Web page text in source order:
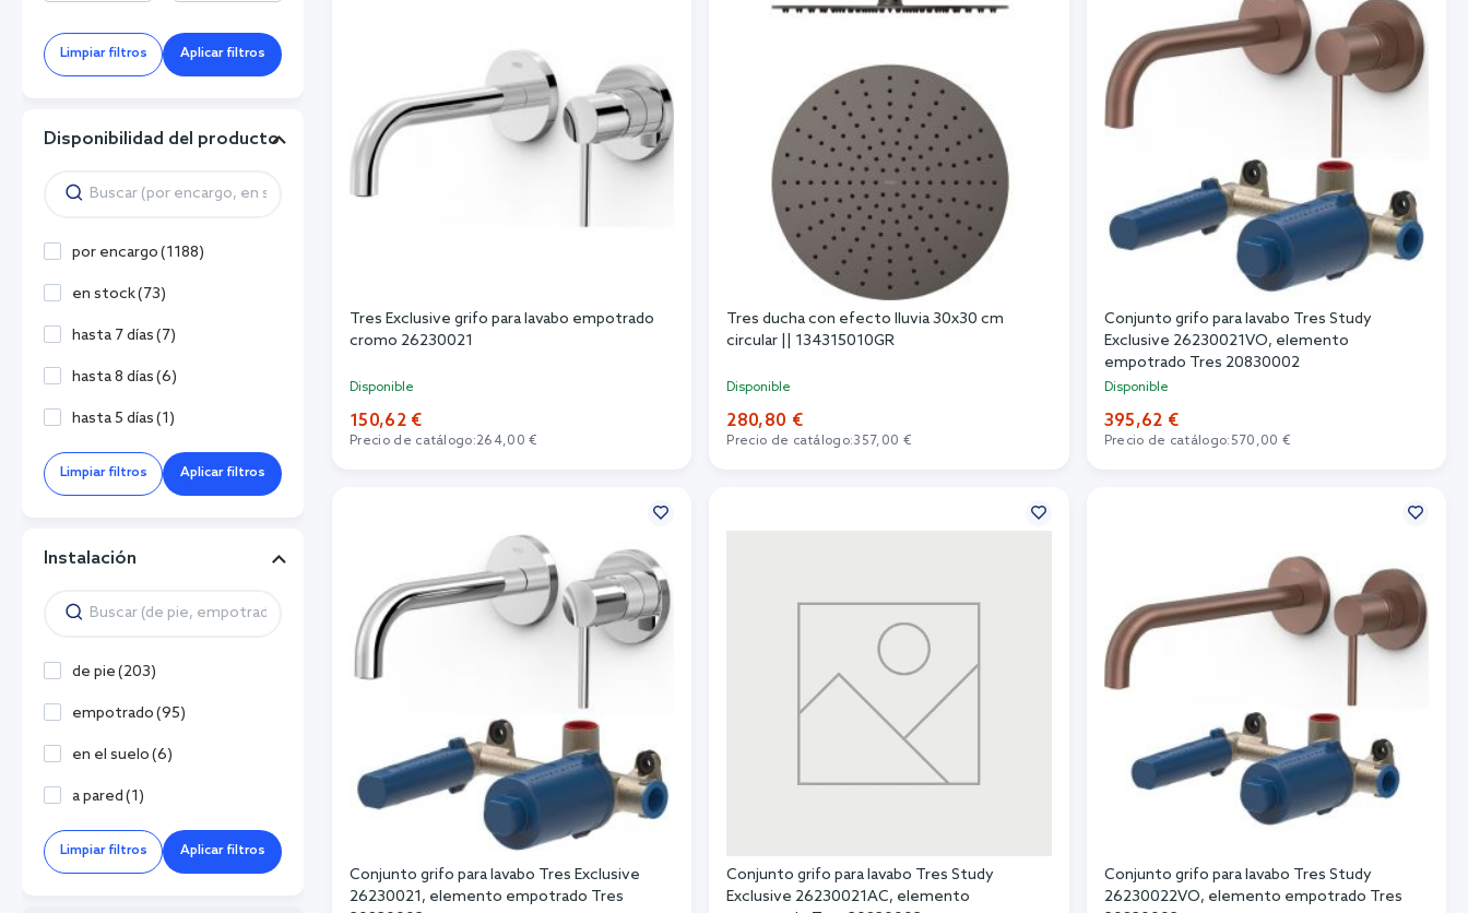
Tres Exclusive grifo para lavabo empotrado
cromo 26230021
Disponible
150,62 €
Precio de catálogo:264,00 €
Tres ducha con efecto lluvia 30x30 cm
circular || 134315010GR
Disponible
280,80 €
Precio de catálogo:357,00 €
Conjunto grifo para lavabo Tres Study
Exclusive 26230021VO, elemento
empotrado Tres 20830002
Disponible
395,62 €
Precio de catálogo: 570,00 €
Conjunto grifo para lavabo Tres Exclusive
26230021, elemento empotrado Tres
Conjunto grifo para lavabo Tres Study
Exclusive 26230021AC, elemento
Conjunto grifo para lavabo Tres Study
26230022VO, elemento empotrado Tres
Limpiar filtros Aplicar filtros
Disponibilidad del producto
por encargo(1188)
en stock(73)
hasta 7 días(7)
hasta 8 días(6)
hasta 5 días(1)
Limpiar filtros Aplicar filtros
Instalación
de pie(203)
empotrado(95)
en el suelo(6)
a pared(1)
Limpiar filtros Aplicar filtros